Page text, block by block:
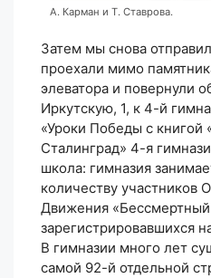
А. Карман и Т. Ставрова.
Затем мы снова
проехали мимо
элеватора и повернули
Иркутскую, 1, к 4-й
«Уроки Победы с книгой
Сталинград» 4-я
школа: гимназия
количеству участников
Движения «Бессмертный
зарегистрировавшихся
В гимназии много лет
самой 92-й отдельной